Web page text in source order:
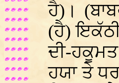
ਹੈ)।
(ਹੈ)
ਦੀ-
ਹਯਾ ਤੇ